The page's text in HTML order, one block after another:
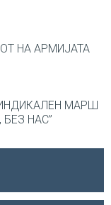
НА АРМИЈАТА
МАРШ
НАС”